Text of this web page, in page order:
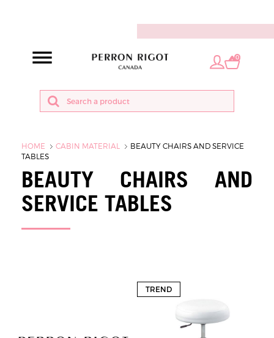
0
HOME CABIN MATERIAL
BEAUTY CHAIRS AND SERVICE
TABLES
BEAUTY CHAIRS AND
SERVICE TABLES
TREND